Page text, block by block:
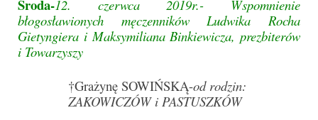
Sakrament małżeństwa
Sakrament kapłaństwa
Galeria
Środa-12. czerwca 2019r.-
Wspomnienie
błogosławionych męczenników Ludwika Rocha
Gietyngiera i Maksymiliana Binkiewicza, prezbiterów
i Towarzyszy
†Grażynę SOWIŃSKĄ-od rodzin:
ZAKOWICZÓW i PASTUSZKÓW